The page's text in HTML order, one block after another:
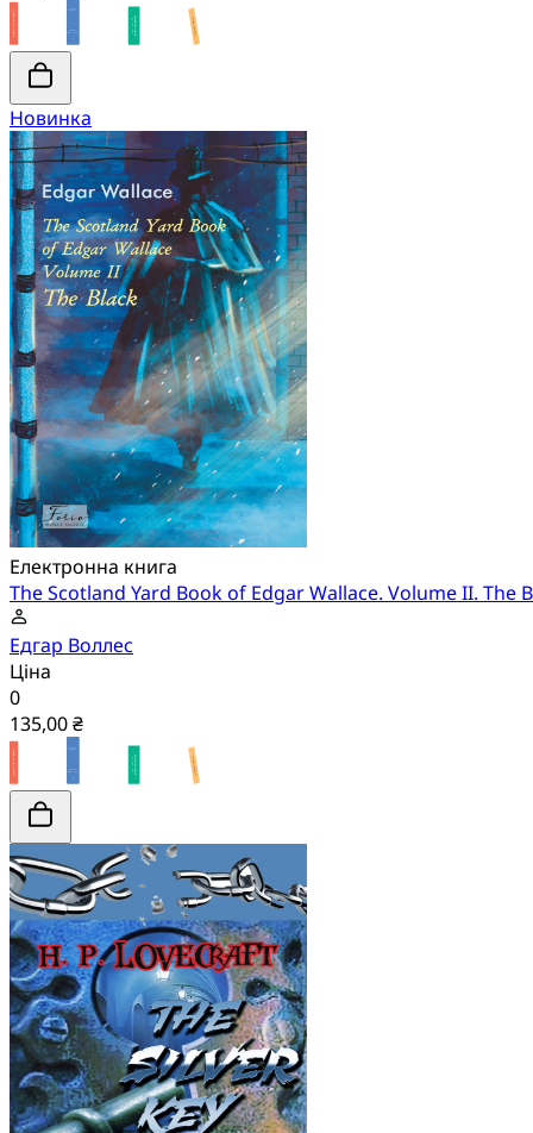
Новинка
Електронна книга
The Scotland Yard Book of Edgar Wallace. Volume II. The
Едгар Воллес
Ціна
0
135,00 ₴